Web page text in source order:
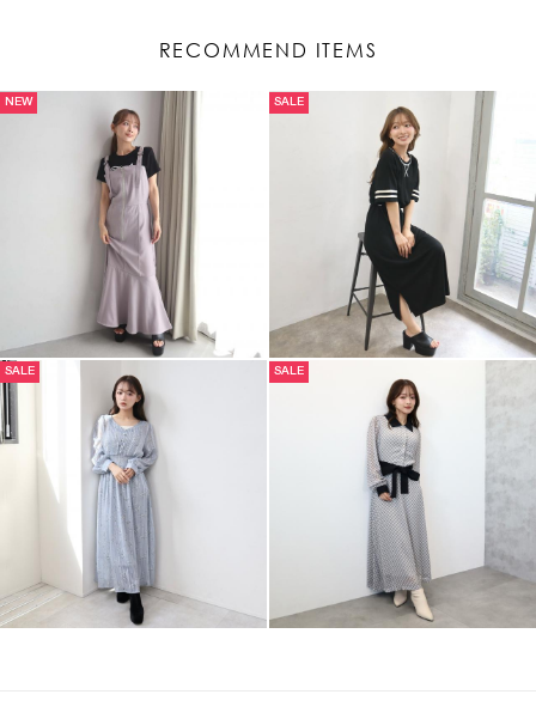
RECOMMEND ITEMS
NEW SALE
SALE SALE